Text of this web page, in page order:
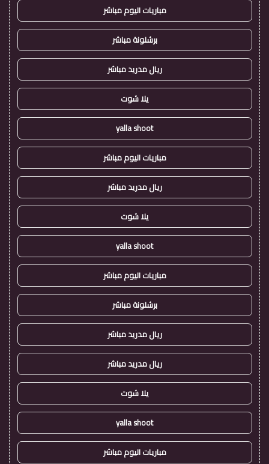
مباريات اليوم مباشر
برشلونة مباشر
ريال مدريد مباشر
يلا شوت
yalla shoot
مباريات اليوم مباشر
ريال مدريد مباشر
يلا شوت
yalla shoot
مباريات اليوم مباشر
برشلونة مباشر
ريال مدريد مباشر
ريال مدريد مباشر
يلا شوت
yalla shoot
مباريات اليوم مباشر